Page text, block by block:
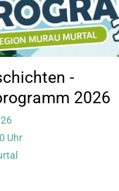
-
2026
Uhr